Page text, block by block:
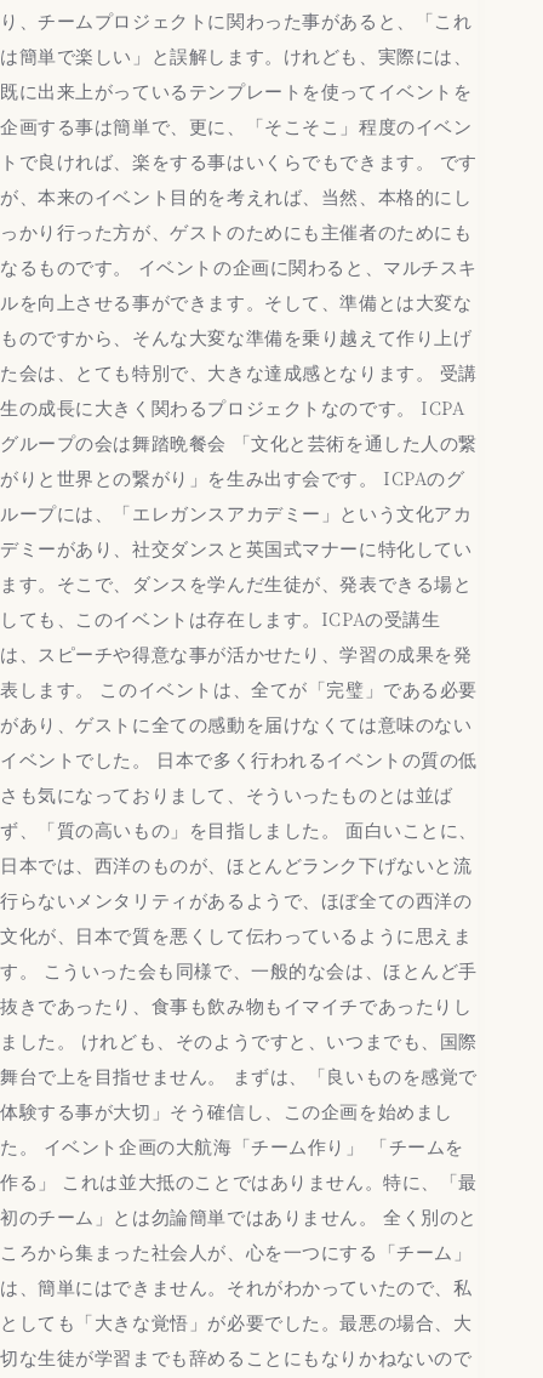
り、チームプロジェクトに関わった事があると、「これ
は簡単で楽しい」と誤解します。けれども、実際には、
既に出来上がっているテンプレートを使ってイベントを
企画する事は簡単で、更に、「そこそこ」程度のイベン
トで良ければ、楽をする事はいくらでもできます。 です
が、本来のイベント目的を考えれば、当然、本格的にし
っかり行った方が、ゲストのためにも主催者のためにも
なるものです。 イベントの企画に関わると、マルチスキ
ルを向上させる事ができます。そして、準備とは大変な
ものですから、そんな大変な準備を乗り越えて作り上げ
た会は、とても特別で、大きな達成感となります。 受講
生の成長に大きく関わるプロジェクトなのです。 ICPA
グループの会は舞踏晩餐会 「文化と芸術を通した人の繋
がりと世界との繋がり」を生み出す会です。 ICPAのグ
ループには、「エレガンスアカデミー」という文化アカ
デミーがあり、社交ダンスと英国式マナーに特化してい
ます。そこで、ダンスを学んだ生徒が、発表できる場と
しても、このイベントは存在します。ICPAの受講生
は、スピーチや得意な事が活かせたり、学習の成果を発
表します。 このイベントは、全てが「完璧」である必要
があり、ゲストに全ての感動を届けなくては意味のない
イベントでした。 日本で多く行われるイベントの質の低
さも気になっておりまして、そういったものとは並ば
ず、「質の高いもの」を目指しました。 面白いことに、
日本では、西洋のものが、ほとんどランク下げないと流
行らないメンタリティがあるようで、ほぼ全ての西洋の
文化が、日本で質を悪くして伝わっているように思えま
す。 こういった会も同様で、一般的な会は、ほとんど手
抜きであったり、食事も飲み物もイマイチであったりし
ました。 けれども、そのようですと、いつまでも、国際
舞台で上を目指せません。 まずは、「良いものを感覚で
体験する事が大切」そう確信し、この企画を始めまし
た。 イベント企画の大航海「チーム作り」 「チームを
作る」 これは並大抵のことではありません。特に、「最
初のチーム」とは勿論簡単ではありません。 全く別のと
ころから集まった社会人が、心を一つにする「チーム」
は、簡単にはできません。それがわかっていたので、私
としても「大きな覚悟」が必要でした。最悪の場合、大
切な生徒が学習までも辞めることにもなりかねないので